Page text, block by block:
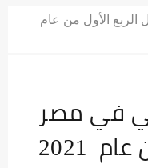
الأول من عام
في مصر
2021